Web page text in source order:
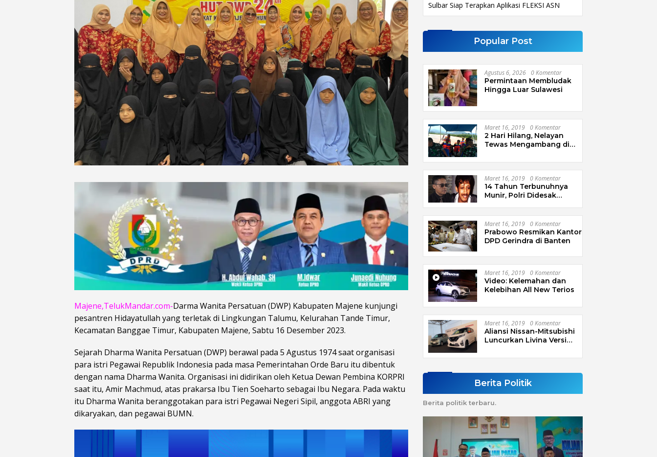
Majene,TelukMandar.com-Darma Wanita Persatuan (DWP) Kabupaten Majene kunjungi
pesantren Hidayatullah yang terletak di Lingkungan Talumu, Kelurahan Tande Timur,
Kecamatan Banggae Timur, Kabupaten Majene, Sabtu 16 Desember 2023.
Sejarah Dharma Wanita Persatuan (DWP) berawal pada 5 Agustus 1974 saat organisasi
para istri Pegawai Republik Indonesia pada masa Pemerintahan Orde Baru itu dibentuk
dengan nama Dharma Wanita. Organisasi ini didirikan oleh Ketua Dewan Pembina KORPRI
saat itu, Amir Machmud, atas prakarsa Ibu Tien Soeharto sebagai Ibu Negara. Pada waktu
itu Dharma Wanita beranggotakan para istri Pegawai Negeri Sipil, anggota ABRI yang
dikaryakan, dan pegawai BUMN.
Sulbar Siap Terapkan Aplikasi FLEKSI ASN
Popular Post
Agustus 6, 2026 0 Komentar
Permintaan Membludak
Hingga Luar Sulawesi
Maret 16, 2019 0 Komentar
2 Hari Hilang, Nelayan
Tewas Mengambang di
Maret 16, 2019 0 Komentar
14 Tahun Terbunuhnya
Munir, Polri Didesak
Maret 16, 2019 0 Komentar
Prabowo Resmikan Kantor
DPD Gerindra di Banten
Maret 16, 2019 0 Komentar
Video: Kelemahan dan
Kelebihan All New Terios
Maret 16, 2019 0 Komentar
Aliansi Nissan-Mitsubishi
Luncurkan Livina Versi
Berita Politik
Berita politik terbaru.